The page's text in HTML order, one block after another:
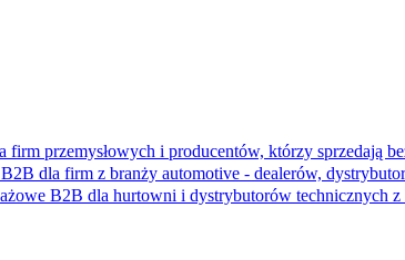
firm przemysłowych i producentów, którzy sprzedają
dla firm z branży automotive - dealerów,
B2B dla hurtowni i dystrybutorów technicznych